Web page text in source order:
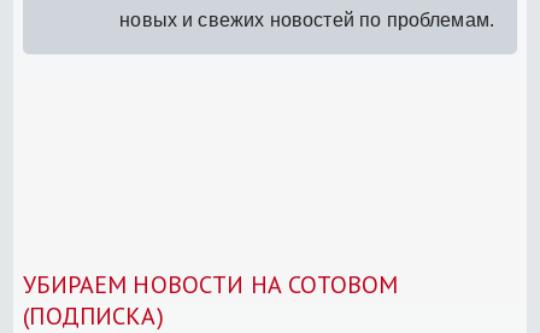
новых и свежих новостей по проблемам.
УБИРАЕМ НОВОСТИ НА СОТОВОМ
(ПОДПИСКА)